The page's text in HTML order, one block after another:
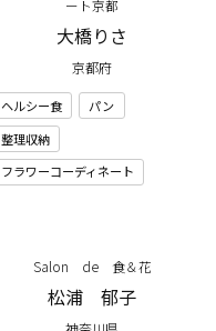
ート京都
大橋りさ
京都府
ヘルシー食
パン
整理収納
フラワーコーディネート
Salon de 食＆花
松浦 郁子